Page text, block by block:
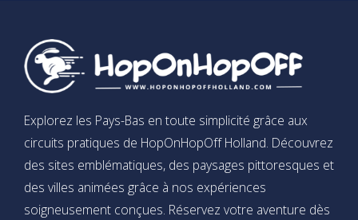
Explorez les Pays-Bas en toute simplicité grâce aux
circuits pratiques de HopOnHopOff Holland. Découvrez
des sites emblématiques, des paysages pittoresques et
des villes animées grâce à nos expériences
soigneusement conçues. Réservez votre aventure dès